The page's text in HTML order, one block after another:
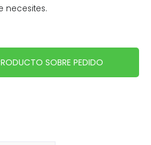
necesites.
SOBRE PEDIDO